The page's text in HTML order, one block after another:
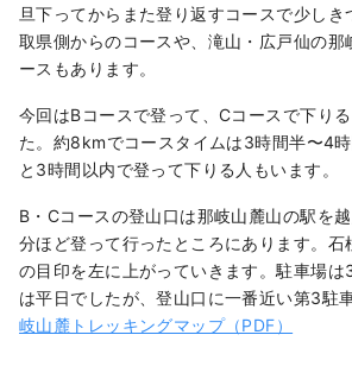
旦下ってからまた登り返すコースで少しき
取県側からのコースや、滝山・広戸仙の那
ースもあります。
今回はBコースで登って、Cコースで下り
た。約8kmでコースタイムは3時間半〜4
と3時間以内で登って下りる人もいます。
B・Cコースの登山口は那岐山麓山の駅を
分ほど登って行ったところにあります。石
の目印を左に上がっていきます。駐車場は
は平日でしたが、登山口に一番近い第3駐
岐山麓トレッキングマップ（PDF）